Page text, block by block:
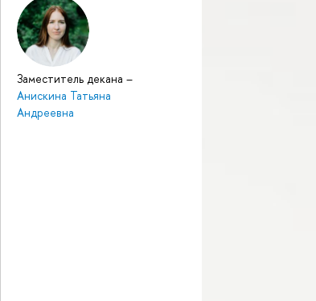
Заместитель декана –
Анискина Татьяна
Андреевна